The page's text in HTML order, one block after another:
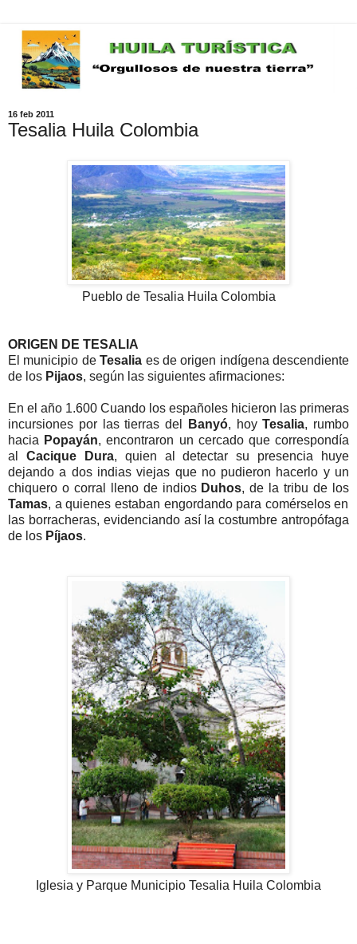
16 feb 2011
Tesalia Huila Colombia
Pueblo de Tesalia Huila Colombia
ORIGEN DE TESALIA
El municipio deTesalia es de origen indígena descendiente
de los Pijaos, según las siguientes afirmaciones:
En el año 1.600 Cuando los españoles hicieron las primeras
incursiones por las tierras del
Banyó, hoyTesalia, rumbo
hacia Popayán, encontraron un cercado que correspondía
al Cacique Dura, quien al detectar su presencia huye
dejando a dos indias viejas que no pudieron hacerlo y un
chiquero o corral lleno de indios Duhos, de la tribu de los
Tamas, a quienes estaban engordando para comérselos en
las borracheras, evidenciando así la costumbre antropófaga
de los Píjaos.
Iglesia y Parque Municipio Tesalia Huila Colombia